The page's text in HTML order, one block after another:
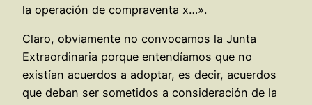
la operación de compraventa x…».
Claro, obviamente no convocamos la Junta
Extraordinaria porque entendíamos que no
existían acuerdos a adoptar, es decir, acuerdos
que deban ser sometidos a consideración de la